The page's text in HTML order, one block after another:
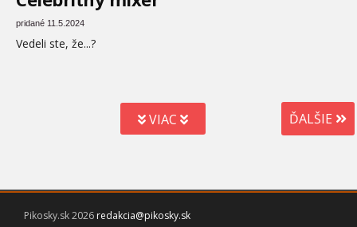
pridané 11.5.2024
Vedeli ste, že...?
VIAC ĎALŠIE
Pikosky.sk 2026 redakcia@pikosky.sk